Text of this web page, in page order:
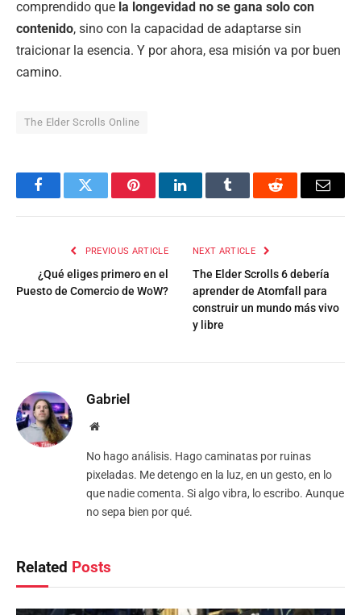
comprendido que la longevidad no se gana solo con
contenido, sino con la capacidad de adaptarse sin
traicionar la esencia. Y por ahora, esa misión va por buen
camino.
The Elder Scrolls Online
FacebookTwitter PinterestLinkedInTumblr Reddit Email
PREVIOUS ARTICLE
¿Qué eliges primero en el
Puesto de Comercio de WoW?
NEXT ARTICLE
The Elder Scrolls 6 debería
aprender de Atomfall para
construir un mundo más vivo
y libre
Gabriel
Website
No hago análisis. Hago caminatas por ruinas
pixeladas. Me detengo en la luz, en un gesto, en lo
que nadie comenta. Si algo vibra, lo escribo. Aunque
no sepa bien por qué.
Related Posts